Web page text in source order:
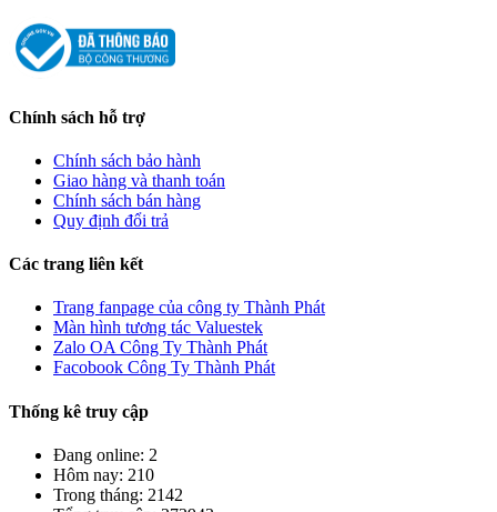
Chính sách hỗ trợ
Chính sách bảo hành
Giao hàng và thanh toán
Chính sách bán hàng
Quy định đổi trả
Các trang liên kết
Trang fanpage của công ty Thành Phát
Màn hình tương tác Valuestek
Zalo OA Công Ty Thành Phát
Facobook Công Ty Thành Phát
Thống kê truy cập
Đang online: 2
Hôm nay: 210
Trong tháng: 2142